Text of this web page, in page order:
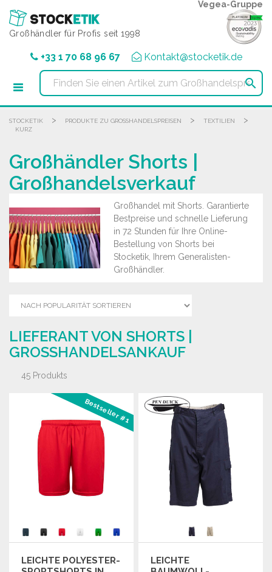
Großhändler für Profis seit 1998
Vegea-Gruppe
+33 1 70 68 96 67 Kontakt@stocketik.de

STOCKETIK > PRODUKTE ZU GROSSHANDELSPREISEN > TEXTILIEN >
KURZ
Großhändler Shorts |
Großhandelsverkauf
Großhandel mit Shorts. Garantierte
Bestpreise und schnelle Lieferung
in 72 Stunden für Ihre Online-
Bestellung von Shorts bei
Stocketik, Ihrem Generalisten-
Großhändler.
LIEFERANT VON SHORTS |
GROSSHANDELSANKAUF
45 Produkts
Bestseller #1
LEICHTE POLYESTER-
LEICHTE